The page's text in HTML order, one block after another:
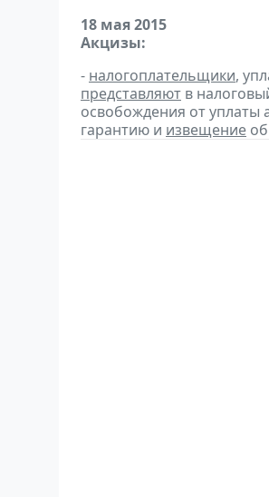
18 мая 2015
Акцизы:
- налогоплательщики,
представляют в
освобождения от уплаты
гарантию и извещение